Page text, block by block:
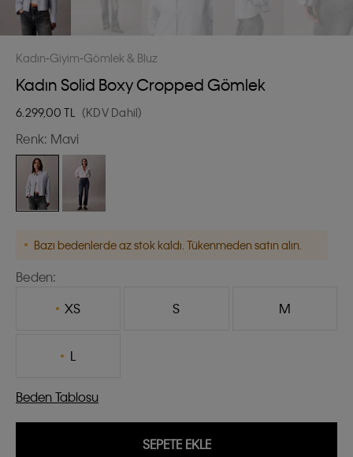
Kadın Giyim Gömlek & Bluz
Kadın Solid Boxy Cropped Gömlek
6.299,00 TL (KDV Dahil)
Renk: Mavi
Bazı bedenlerde az stok kaldı. Tükenmeden satın alın.
Beden:
XS
S M
L
Beden Tablosu
SEPETE EKLE